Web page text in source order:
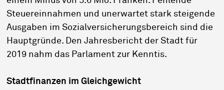
Steuereinnahmen und unerwartet stark steigende
Ausgaben im Sozialversicherungsbereich sind die
Hauptgründe. Den Jahresbericht der Stadt für
2019 nahm das Parlament zur Kenntis.
Stadtfinanzen im Gleichgewicht